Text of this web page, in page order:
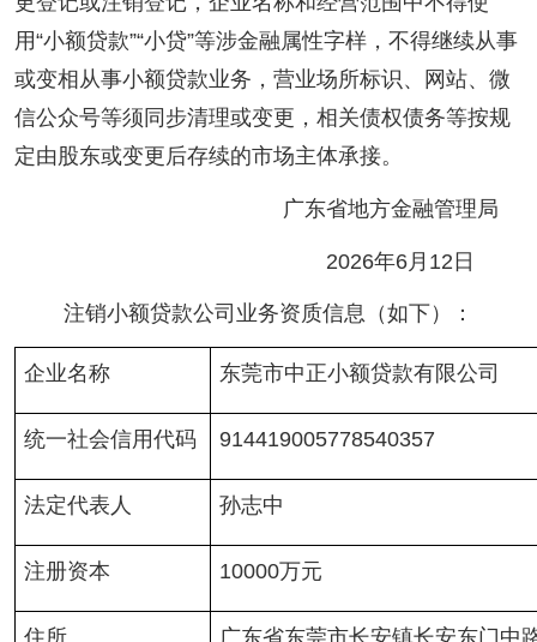
用“小额贷款”“小贷”等涉金融属性字样，不得继续从事
或变相从事小额贷款业务，营业场所标识、网站、微
信公众号等须同步清理或变更，相关债权债务等按规
定由股东或变更后存续的市场主体承接。
广东省地方金融管理局
2026年6月12日
注销小额贷款公司业务资质信息（如下）：
企业名称 东莞市中正小额贷款有限公司
统一社会信用代码 914419005778540357
法定代表人 孙志中
注册资本 10000万元